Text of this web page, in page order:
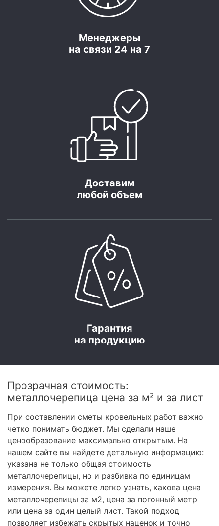
Менеджеры
на связи 24 на 7
Доставим
любой объем
Гарантия
на продукцию
Прозрачная стоимость:
металлочерепица цена за м² и за лист
При составлении сметы кровельных работ важно
четко понимать бюджет. Мы сделали наше
ценообразование максимально открытым. На
нашем сайте вы найдете детальную информацию:
указана не только общая стоимость
металлочерепицы, но и разбивка по единицам
измерения. Вы можете легко узнать, какова цена
металлочерепицы за м2, цена за погонный метр
или цена за один целый лист. Такой подход
позволяет избежать скрытых наценок и точно